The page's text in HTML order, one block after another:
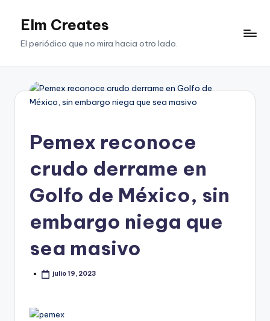
SaltarElm Creates
El periódico que no mira hacia otro lado.
Pemex reconoce
crudo derrame en
Golfo de México, sin
embargo niega que
sea masivo
julio 19, 2023